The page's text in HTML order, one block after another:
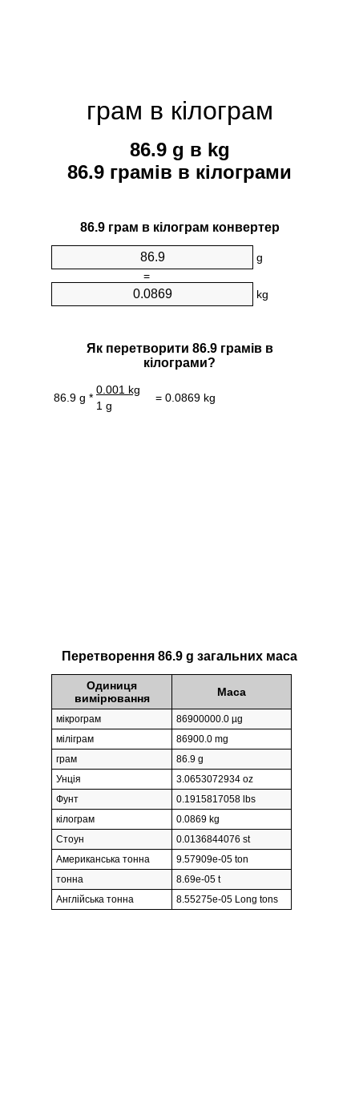
грам в кілограм
86.9 g в kg
86.9 грамів в кілограми
86.9 грам в кілограм конвертер
g
=
kg
Як перетворити 86.9 грамів в
кілограми?
86.9 g *
0.001 kg
= 0.0869 kg
1 g
Перетворення 86.9 g загальних маса
Одиниця
вимірювання
Маса
мікрограм
86900000.0 µg
міліграм
86900.0 mg
грам
86.9 g
Унція
3.0653072934 oz
Фунт
0.1915817058 lbs
кілограм
0.0869 kg
Стоун
0.0136844076 st
Американська тонна
9.57909e-05 ton
тонна
8.69e-05 t
Англійська тонна
8.55275e-05 Long tons